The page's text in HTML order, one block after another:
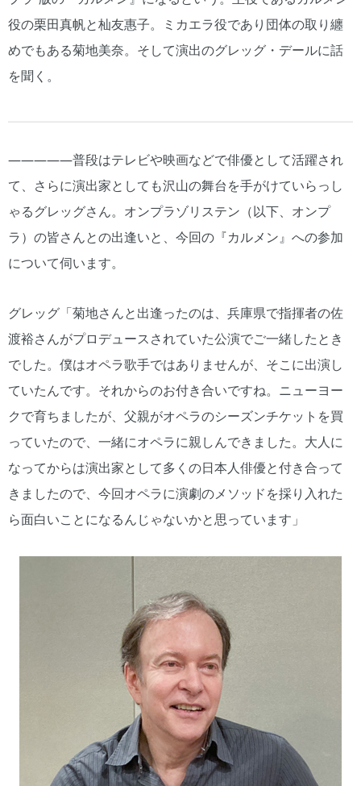
役の栗田真帆と杣友惠子。ミカエラ役であり団体の取り纏
めでもある菊地美奈。そして演出のグレッグ・デールに話
を聞く。
―――――普段はテレビや映画などで俳優として活躍され
て、さらに演出家としても沢山の舞台を手がけていらっし
ゃるグレッグさん。オンプラゾリステン（以下、オンプ
ラ）の皆さんとの出逢いと、今回の『カルメン』への参加
について伺います。
グレッグ「菊地さんと出逢ったのは、兵庫県で指揮者の佐
渡裕さんがプロデュースされていた公演でご一緒したとき
でした。僕はオペラ歌手ではありませんが、そこに出演し
ていたんです。それからのお付き合いですね。ニューヨー
クで育ちましたが、父親がオペラのシーズンチケットを買
っていたので、一緒にオペラに親しんできました。大人に
なってからは演出家として多くの日本人俳優と付き合って
きましたので、今回オペラに演劇のメソッドを採り入れた
ら面白いことになるんじゃないかと思っています」